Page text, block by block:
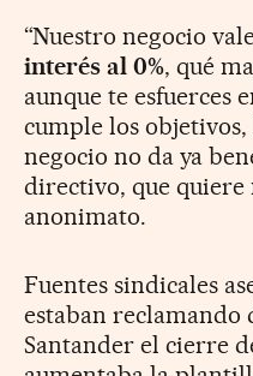
“Nuestro negocio
interés al 0%, qué
aunque te esfuerces
cumple los
negocio no da ya
directivo, que quiere
anonimato.
Fuentes sindicales
estaban reclamando
Santander el cierre